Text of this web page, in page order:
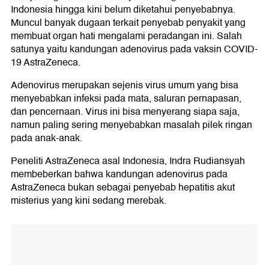
Indonesia hingga kini belum diketahui penyebabnya.
Muncul banyak dugaan terkait penyebab penyakit yang
membuat organ hati mengalami peradangan ini. Salah
satunya yaitu kandungan adenovirus pada vaksin COVID-
19 AstraZeneca.
Adenovirus merupakan sejenis virus umum yang bisa
menyebabkan infeksi pada mata, saluran pernapasan,
dan pencernaan. Virus ini bisa menyerang siapa saja,
namun paling sering menyebabkan masalah pilek ringan
pada anak-anak.
Peneliti AstraZeneca asal Indonesia, Indra Rudiansyah
membeberkan bahwa kandungan adenovirus pada
AstraZeneca bukan sebagai penyebab hepatitis akut
misterius yang kini sedang merebak.